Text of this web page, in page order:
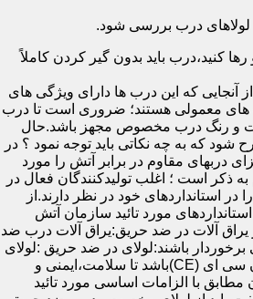
رها کنید،درب باید بدون گیر کردن کاملاً
که این درب ها دارای ویژگی های
های معمولی هستند؛ ضروری است تا درب
و رنگ درب مخصوص مجهز باشد.حال
شود که به چه نکاتی باید توجه نمود ؟ در
دربهای مقاوم در برابر آتش را مورد
ذکر است ؛ اغلب تولیدکنندگان فعال در
در استانداردهای خود در نظر دارند.از
مورد تائید سازمان آتش
یراق آلات در ضد حریق:یراق آلات درب ضد
برخوردار باشند:لولای در ضد حریق :لولای
این درب ها باید دارای نشان سی ای (CE)باشد تا سلامت،ایمنی و
با الزامات اساسی مورد تائید